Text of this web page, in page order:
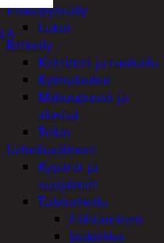
Polkupyöräily
Lukot
Retkeily
Keittimet ja ruokailu
Kylmälaukut
Makuupussit ja
alustat
Teltat
Urheiluvälineet
Kypärät ja
suojaimet
Talviurheilu
Hiihtäminen
Jääkiekko